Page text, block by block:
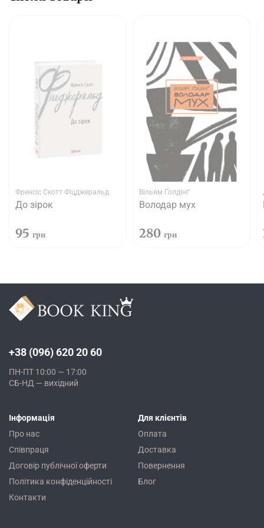
Френсіс Скотт Фіцджеральд
До зірок
95 грн
Вільям Ґолдінґ
Володар мух
280 грн
+38 (096) 620 20 60
ПН-ПТ 10:00 — 17:00
СБ-НД — вихідний
Інформація
Про нас
Співпраця
Договір публічної оферти
Політика конфіденційності
Контакти
Для клієнтів
Оплата
Доставка
Повернення
Блог